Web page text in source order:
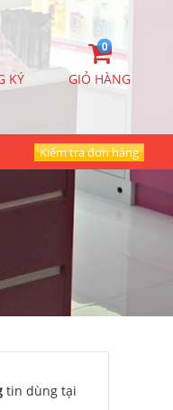
KÝ
0
GIỎ HÀNG
Kiểm tra đơn hàng
tin dùng tại